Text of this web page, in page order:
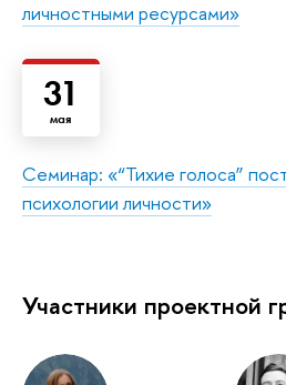
личностными ресурсами»
31
мая
Семинар: «“Тихие голоса”
психологии личности»
Участники проектной